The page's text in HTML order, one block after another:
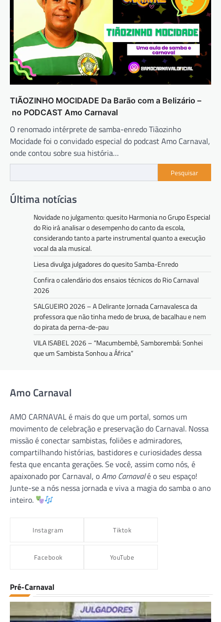
TIÃOZINHO MOCIDADE Da Barão com a Belizário –
no PODCAST Amo Carnaval
O renomado intérprete de samba-enredo Tiãozinho
Mocidade foi o convidado especial do podcast Amo Carnaval,
onde contou sobre sua história…
Pesquisar
Última notícias
Novidade no julgamento: quesito Harmonia no Grupo Especial
do Rio irá analisar o desempenho do canto da escola,
considerando tanto a parte instrumental quanto a execução
vocal da ala musical.
Liesa divulga julgadores do quesito Samba-Enredo
Confira o calendário dos ensaios técnicos do Rio Carnaval
2026
SALGUEIRO 2026 – A Delirante Jornada Carnavalesca da
professora que não tinha medo de bruxa, de bacalhau e nem
do pirata da perna-de-pau
VILA ISABEL 2026 – “Macumbembê, Samborembá: Sonhei
que um Sambista Sonhou a África”
Amo Carnaval
AMO CARNAVAL é mais do que um portal, somos um
movimento de celebração e preservação do Carnaval. Nossa
missão é conectar sambistas, foliões e admiradores,
compartilhando histórias, bastidores e curiosidades dessa
festa que encanta gerações. Se você, assim como nós, é
apaixonado por Carnaval, oAmo Carnavalé o seu espaço!
Junte-se a nós nessa jornada e viva a magia do samba o ano
inteiro.
Instagram Tiktok
Facebook YouTube
Pré-Carnaval